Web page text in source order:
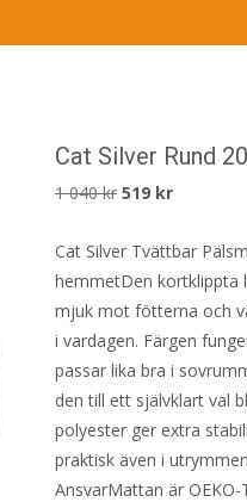
Cat Silver Rund
1 040kr Det
priset
var:
1
040 kr.
519 krDet
priset
är:
519 kr.
Cat Silver Tvättbar
hemmetDen kortklippta
mjuk mot fötterna och
i vardagen. Färgen
passar lika bra i
den till ett självklart val
polyester ger extra
praktisk även i
AnsvarMattan är